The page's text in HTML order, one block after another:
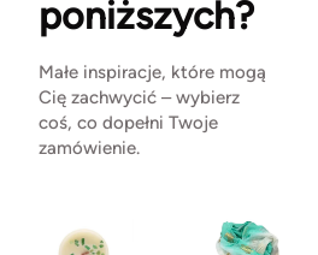
poniższych?
Małe inspiracje, które mogą
Cię zachwycić – wybierz
coś, co dopełni Twoje
zamówienie.